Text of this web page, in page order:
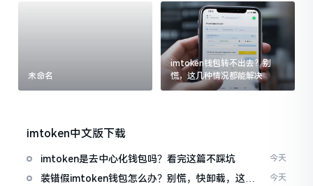
未命名
imtoken钱包转不出去？别
慌，这几种情况都能解决
imtoken中文版下载
imtoken是去中心化钱包吗？看完这篇不踩坑 今天
装错假imtoken钱包怎么办？别慌，快卸载，这几
今天